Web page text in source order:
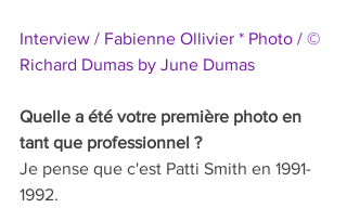
Interview / Fabienne Ollivier * Photo / ©
Richard Dumas by June Dumas
Quelle a été votre première photo en
tant que professionnel ?
Je pense que c'est Patti Smith en 1991-
1992.